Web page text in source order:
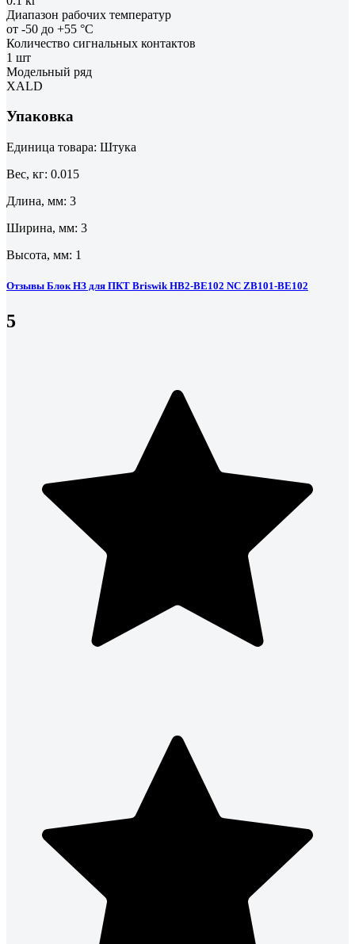
Диапазон рабочих температур
от -50 до +55 °С
Количество сигнальных контактов
1 шт
Модельный ряд
XALD
Упаковка
Единица товара: Штука
Вес, кг: 0.015
Длина, мм: 3
Ширина, мм: 3
Высота, мм: 1
Отзывы Блок НЗ для ПКТ Briswik HB2-BE102 NC ZB101-BE102
5